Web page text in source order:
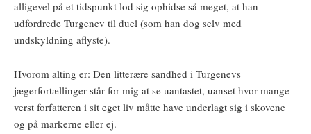
alligevel på et tidspunkt lod sig ophidse så meget, at han
udfordrede Turgenev til duel (som han dog selv med
undskyldning aflyste).
Hvorom alting er: Den litterære sandhed i Turgenevs
jægerfortællinger står for mig at se uantastet, uanset hvor mange
verst forfatteren i sit eget liv måtte have underlagt sig i skovene
og på markerne eller ej.